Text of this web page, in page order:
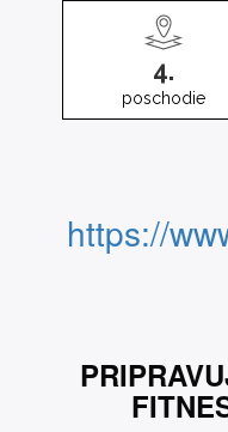
4.
poschodie
https://